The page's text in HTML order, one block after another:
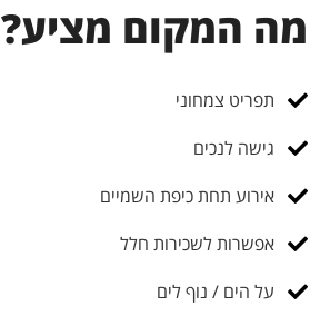
מה המקום מציע?
תפריט צמחוני
גישה לנכים
אירוע תחת כיפת השמיים
אפשרות לשכירות חלל
על הים / נוף לים